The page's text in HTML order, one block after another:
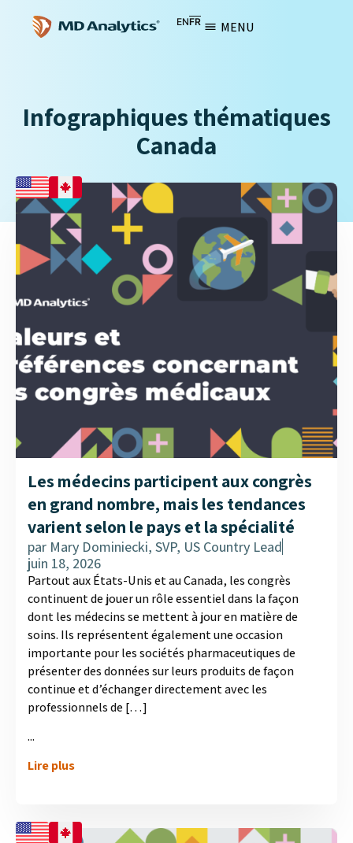
ENFR MENU
Infographiques thématiques
Canada
Les médecins participent aux congrès
en grand nombre, mais les tendances
varient selon le pays et la spécialité
par Mary Dominiecki, SVP, US Country Lead
juin 18, 2026
Partout aux États-Unis et au Canada, les congrès
continuent de jouer un rôle essentiel dans la façon
dont les médecins se mettent à jour en matière de
soins. Ils représentent également une occasion
importante pour les sociétés pharmaceutiques de
présenter des données sur leurs produits de façon
continue et d’échanger directement avec les
professionnels de […]
...
Lire plus